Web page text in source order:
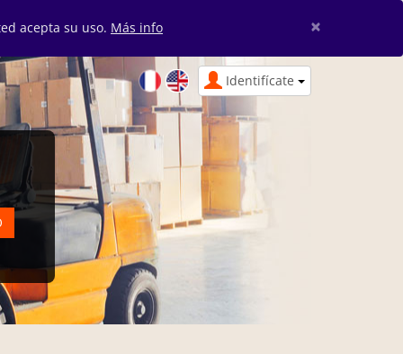
acepta su uso. Más info ×
Identifícate